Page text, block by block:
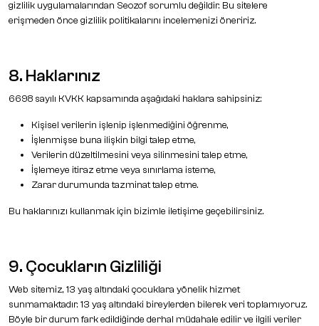
gizlilik uygulamalarından Seozof sorumlu değildir. Bu sitelere
erişmeden önce gizlilik politikalarını incelemenizi öneririz.
8. Haklarınız
6698 sayılı KVKK kapsamında aşağıdaki haklara sahipsiniz:
Kişisel verilerin işlenip işlenmediğini öğrenme,
İşlenmişse buna ilişkin bilgi talep etme,
Verilerin düzeltilmesini veya silinmesini talep etme,
İşlemeye itiraz etme veya sınırlama isteme,
Zarar durumunda tazminat talep etme.
Bu haklarınızı kullanmak için bizimle iletişime geçebilirsiniz.
9. Çocukların Gizliliği
Web sitemiz, 13 yaş altındaki çocuklara yönelik hizmet
sunmamaktadır. 13 yaş altındaki bireylerden bilerek veri toplamıyoruz.
Böyle bir durum fark edildiğinde derhal müdahale edilir ve ilgili veriler